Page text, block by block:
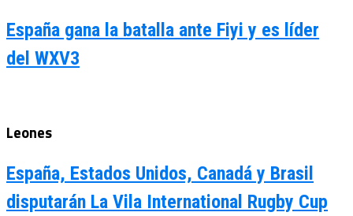
España gana la batalla ante Fiyi y es líder
del WXV3
Leones
España, Estados Unidos, Canadá y Brasil
disputarán La Vila International Rugby Cup